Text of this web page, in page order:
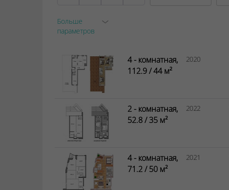
Больше
параметров
4 - комнатная,
112.9 / 44 м²
2020
2 - комнатная,
52.8 / 35 м²
2022
4 - комнатная,
71.2 / 50 м²
2021